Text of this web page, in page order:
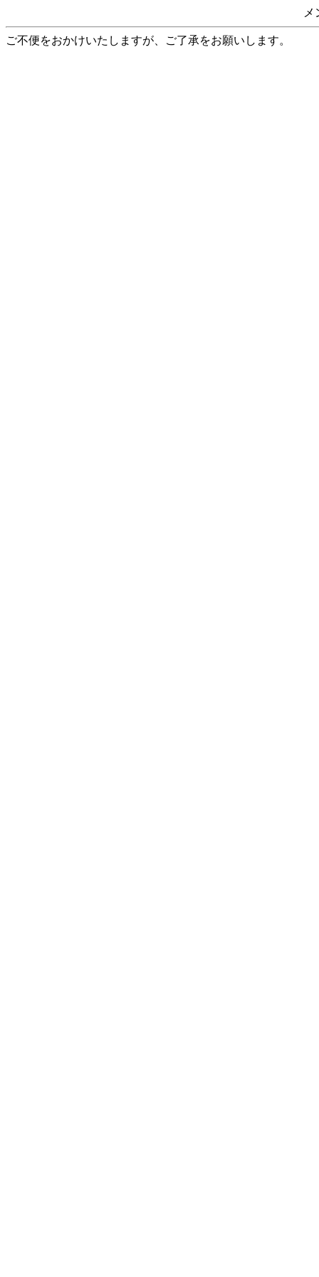
ご不便をおかけいたしますが、ご了承をお願いします。